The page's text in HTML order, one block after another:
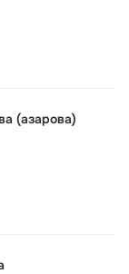
(азарова)